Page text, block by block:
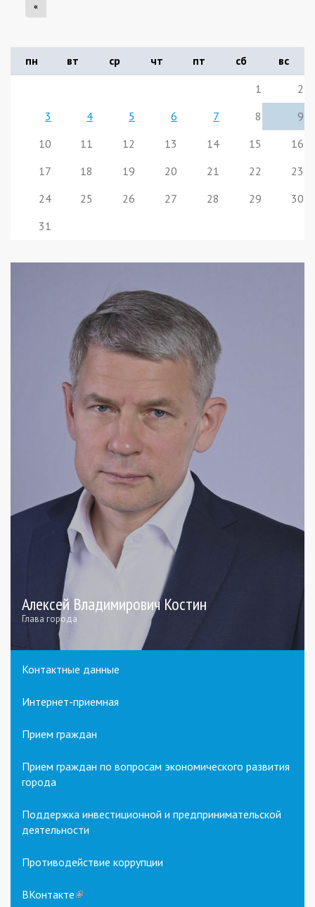
«
пн вт ср чт пт сб
вс
1
2
3
4 5 6 7 8
9
10
11 12 13 14 15
16
17
18 19 20 21 22
23
24
25 26 27 28 29
30
31
Алексей Владимирович Костин
Глава города
Контактные данные
Интернет-приемная
Прием граждан
Прием граждан по вопросам экономического развития
города
Поддержка инвестиционной и предпринимательской
деятельности
Противодействие коррупции
ВКонтакте(link